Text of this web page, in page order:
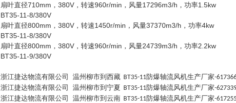
扇叶直径710mm，380V，转速960r/min，风量17296m3/h，功率1.5kw
BT35-11-8/380V
扇叶直径800mm，380V，转速1450r/min，风量37370m3/h，功率4kw
BT35-11-8/380V
扇叶直径800mm，380V，转速960r/min，风量24739m3/h，功率2.2kw
BT35-11-9/380V
浙江捷达物流有限公司 温州柳市到西藏 BT35-11防爆轴流风机生产厂家-
浙江捷达物流有限公司
温州柳市到宁夏 BT35-11防爆轴流风机生产厂家-
浙江捷达物流有限公司
温州柳市到云南 BT35-11防爆轴流风机生产厂家-